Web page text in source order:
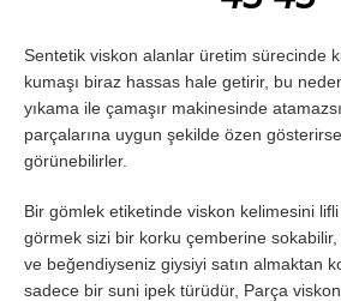
Sentetik viskon alanlar üretim sürecinde
kumaşı biraz hassas hale getirir, bu
yıkama ile çamaşır makinesinde
parçalarına uygun şekilde özen
görünebilirler.
Bir gömlek etiketinde viskon kelimesini
görmek sizi bir korku çemberine
ve beğendiyseniz giysiyi satın almaktan
sadece bir suni ipek türüdür, Parça